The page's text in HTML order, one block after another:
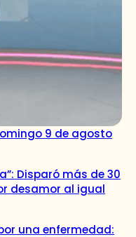
9 de agosto
Disparó más de 30
desamor al igual
una enfermedad: